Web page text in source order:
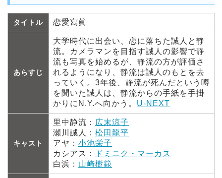
タイトル 恋愛寫眞
あらすじ
大学時代に出会い、恋に落ちた誠人と静
流。カメラマンを目指す誠人の影響で静
流も写真を始めるが、静流の方が評価さ
れるようになり、静流は誠人のもとを去
っていく。3年後、静流が死んだという噂
を聞いた誠人は、静流からの手紙を手掛
かりにN.Y.へ向かう。 U-NEXT
キャスト
里中静流： 広末涼子
瀬川誠人： 松田龍平
アヤ： 小池栄子
カシアス：
ドミニク・マーカス
白浜： 山崎樹範